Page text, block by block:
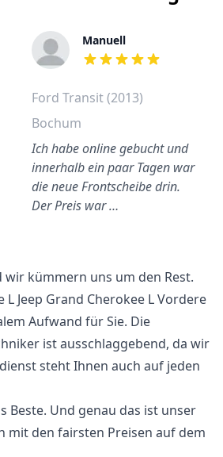
Manuell
out of 5 stars
Ford Transit (2013)
Bochum
Ich habe online gebucht und
innerhalb ein paar Tagen war
die neue Frontscheibe drin.
Der Preis war …
wir kümmern uns um den Rest.
Jeep Grand Cherokee L Vordere
Aufwand für Sie. Die
ist ausschlaggebend, da wir
steht Ihnen auch auf jeden
Beste. Und genau das ist unser
mit den fairsten Preisen auf dem